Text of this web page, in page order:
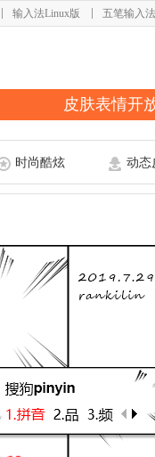
输入法Linux版 五笔输入法
皮肤表情开
时尚酷炫 动态